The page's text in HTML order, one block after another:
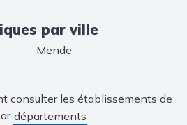
par ville
Mende
consulter les établissements de
départements